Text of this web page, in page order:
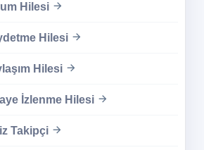
Hilesi
Hilesi
Hilesi
İzlenme Hilesi
Takipçi